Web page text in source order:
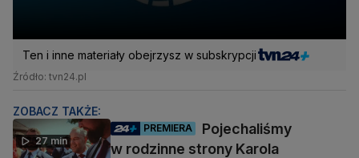
Ten i inne materiały obejrzysz w subskrypcji
Źródło: tvn24.pl
ZOBACZ TAKŻE:
27 min
PREMIERA
Pojechaliśmy
w rodzinne strony Karola